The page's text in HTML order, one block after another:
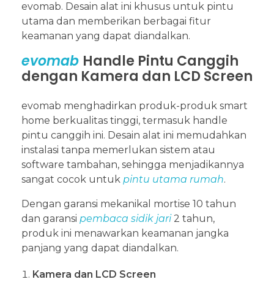
evomab. Desain alat ini khusus untuk pintu
utama dan memberikan berbagai fitur
keamanan yang dapat diandalkan.
evomab Handle Pintu Canggih
dengan Kamera dan LCD Screen
evomab menghadirkan produk-produk smart
home berkualitas tinggi, termasuk handle
pintu canggih ini. Desain alat ini memudahkan
instalasi tanpa memerlukan sistem atau
software tambahan, sehingga menjadikannya
sangat cocok untuk pintu utama rumah.
Dengan garansi mekanikal mortise 10 tahun
dan garansi pembaca sidik jari2 tahun,
produk ini menawarkan keamanan jangka
panjang yang dapat diandalkan.
Kamera dan LCD Screen